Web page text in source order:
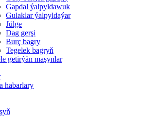
Gapdal ýalpyldawuk
Gulaklar ýalpyldaýar
Jülge
Dag gerşi
Burç bagry
Tegelek bagryň
getirýän maşynlar
habarlary